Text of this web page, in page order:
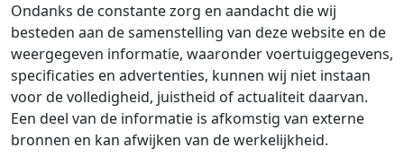
Ondanks de constante zorg en aandacht die wij
besteden aan de samenstelling van deze website en de
weergegeven informatie, waaronder voertuiggegevens,
specificaties en advertenties, kunnen wij niet instaan
voor de volledigheid, juistheid of actualiteit daarvan.
Een deel van de informatie is afkomstig van externe
bronnen en kan afwijken van de werkelijkheid.